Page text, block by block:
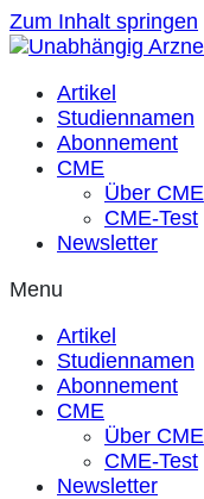
Zum Inhalt springen
Artikel
Studiennamen
Abonnement
CME
Über CME
CME-Test
Newsletter
Menu
Artikel
Studiennamen
Abonnement
CME
Über CME
CME-Test
Newsletter